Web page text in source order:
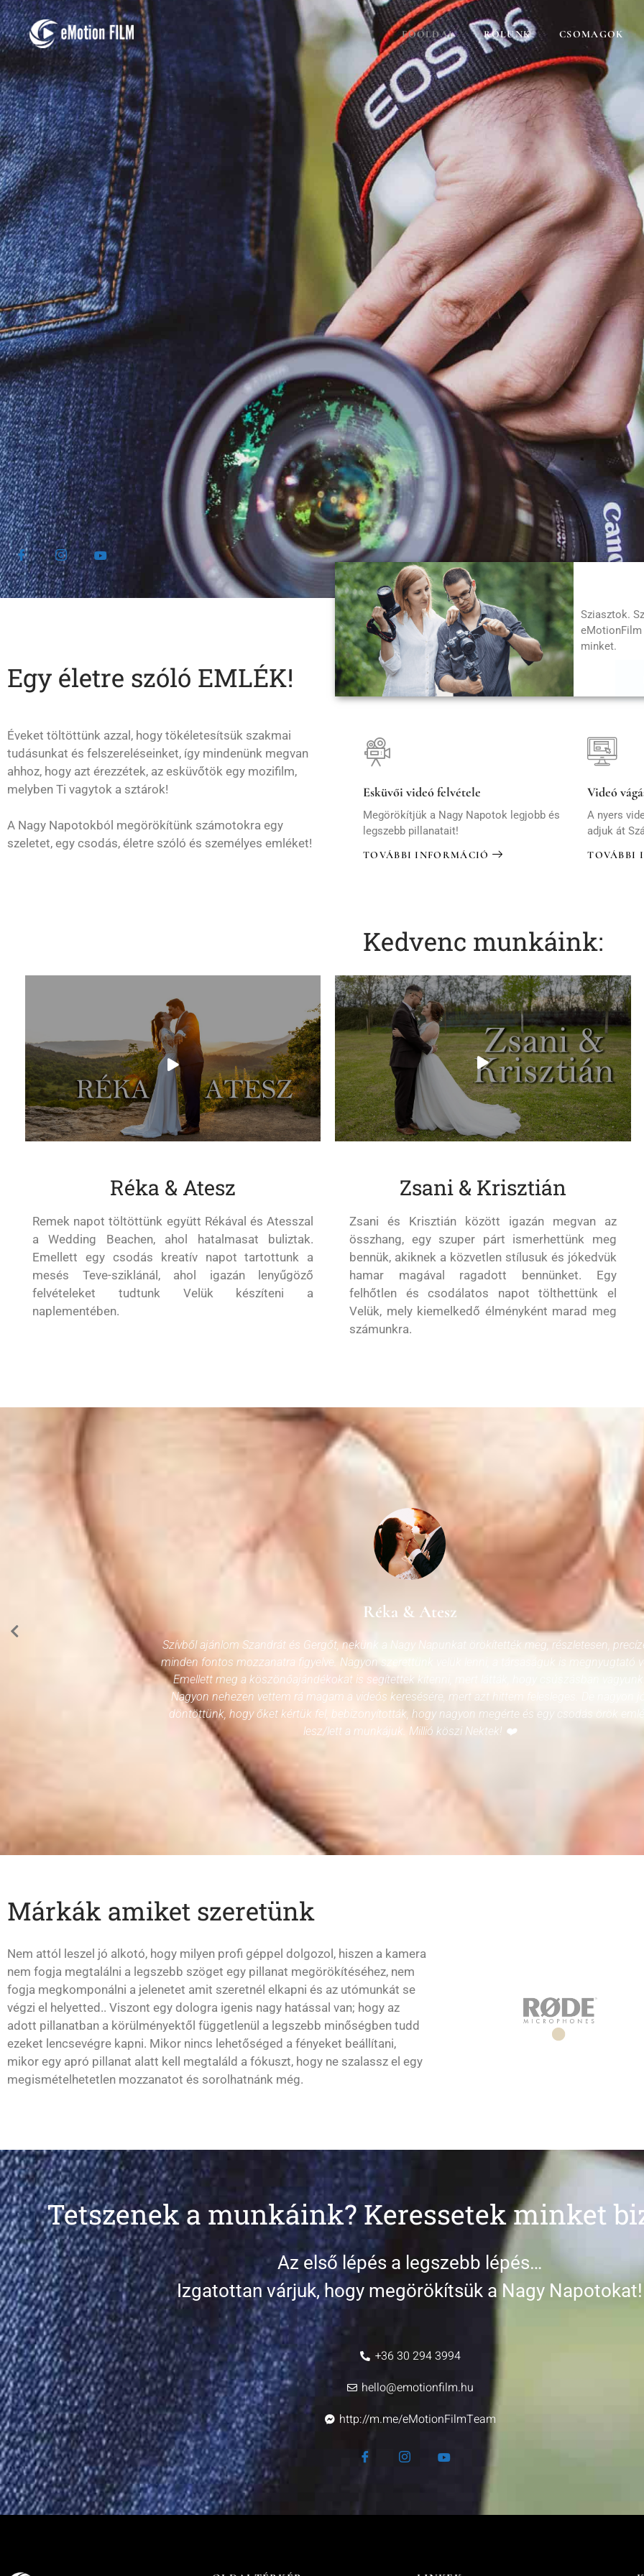
FŐOLDAL RÓLUNK CSOMAGOK
Sziasztok.
minket.
Egy életre szóló EMLÉK!
Éveket töltöttünk azzal, hogy tökéletesítsük szakmai
tudásunkat és felszereléseinket, így mindenünk megvan
ahhoz, hogy azt érezzétek, az esküvőtök egy mozifilm,
melyben Ti vagytok a sztárok!
A Nagy Napotokból megörökítünk számotokra egy
szeletet, egy csodás, életre szóló és személyes emléket!
Esküvői videó felvétele
Megörökítjük a Nagy Napotok legjobb és
legszebb pillanatait!
TOVÁBBI INFORMÁCIÓ
Videó
A nyers
adjuk át
TOVÁBBI
Kedvenc munkáink:
Réka & Atesz
Remek napot töltöttünk együtt Rékával és Atesszal
a Wedding Beachen, ahol hatalmasat buliztak.
Emellett egy csodás kreatív napot tartottunk a
mesés Teve-sziklánál, ahol igazán lenyűgöző
felvételeket tudtunk Velük készíteni a
naplementében.
Zsani & Krisztián
Zsani és Krisztián között igazán megvan az
összhang, egy szuper párt ismerhettünk meg
bennük, akiknek a közvetlen stílusuk és jókedvük
hamar magával ragadott bennünket. Egy
felhőtlen és csodálatos napot tölthettünk el
Velük, mely kiemelkedő élményként marad meg
számunkra.
Réka & Atesz
Szívből ajánlom Szandrát és Gergőt, nekünk a Nagy Napunkat örökítették meg, részletesen,
minden fontos mozzanatra figyelve. Nagyon szerettünk velük lenni, a társaságuk is megnyugtató
Emellett meg a köszönőajándékokat is segítettek kitenni, mert látták, hogy csúszásban vagyunk.
Nagyon nehezen vettem rá magam a videós keresésére, mert azt hittem felesleges. De nagyon jól
döntöttünk, hogy őket kértük fel, bebizonyították, hogy nagyon megérte és egy csodás örök emlék
lesz/lett a munkájuk. Millió köszi Nektek! ❤️
Márkák amiket szeretünk
Nem attól leszel jó alkotó, hogy milyen profi géppel dolgozol, hiszen a kamera
nem fogja megtalálni a legszebb szöget egy pillanat megörökítéséhez, nem
fogja megkomponálni a jelenetet amit szeretnél elkapni és az utómunkát se
végzi el helyetted.. Viszont egy dologra igenis nagy hatással van; hogy az
adott pillanatban a körülményektől függetlenül a legszebb minőségben tudd
ezeket lencsevégre kapni. Mikor nincs lehetőséged a fényeket beállítani,
mikor egy apró pillanat alatt kell megtaláld a fókuszt, hogy ne szalassz el egy
megismételhetetlen mozzanatot és sorolhatnánk még.
Tetszenek a munkáink? Keressetek minket
Az első lépés a legszebb lépés…
Izgatottan várjuk, hogy megörökítsük a Nagy Napotokat!
+36 30 294 3994
hello@emotionfilm.hu
http://m.me/eMotionFilmTeam